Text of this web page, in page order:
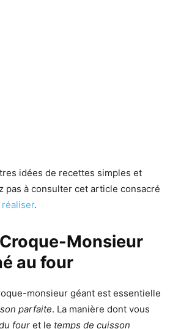
idées de recettes simples et
pas à consulter cet article consacré
.
Monsieur
au four
monsieur géant est essentielle
parfaite. La manière dont vous
four et le temps de cuisson